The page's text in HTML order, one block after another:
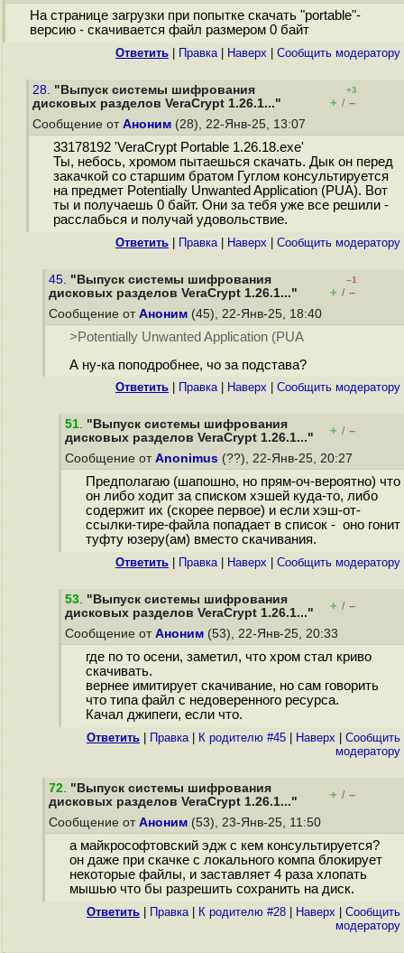
На странице загрузки при попытке скачать "portable"-
версию - скачивается файл размером 0 байт
Ответить Правка| Наверх Cообщить модератору
28. "Выпуск системы шифрования
дисковых разделов VeraCrypt 1.26.1..."
+3
+ / –
Сообщение от Аноним (28), 22-Янв-25, 13:07
33178192 'VeraCrypt Portable 1.26.18.exe'
Ты, небось, хромом пытаешься скачать. Дык он перед
закачкой со старшим братом Гуглом консультируется
на предмет Potentially Unwanted Application (PUA). Вот
ты и получаешь 0 байт. Они за тебя уже все решили -
расслабься и получай удовольствие.
Ответить Правка| Наверх Cообщить модератору
45. "Выпуск системы шифрования
дисковых разделов VeraCrypt 1.26.1..."
–1
+ / –
Сообщение от Аноним (45), 22-Янв-25, 18:40
>Potentially Unwanted Application (PUA
А ну-ка поподробнее, чо за подстава?
Ответить Правка| Наверх Cообщить модератору
51. "Выпуск системы шифрования
дисковых разделов VeraCrypt 1.26.1..."
+ / –
Сообщение от Anonimus (??), 22-Янв-25, 20:27
Предполагаю (шапошно, но прям-оч-вероятно) что
он либо ходит за списком хэшей куда-то, либо
содержит их (скорее первое) и если хэш-от-
ссылки-тире-файла попадает в список - оно гонит
туфту юзеру(ам) вместо скачивания.
Ответить Правка| Наверх Cообщить модератору
53. "Выпуск системы шифрования
дисковых разделов VeraCrypt 1.26.1..."
+ / –
Сообщение от Аноним (53), 22-Янв-25, 20:33
где по то осени, заметил, что хром стал криво
скачивать.
вернее имитирует скачивание, но сам говорить
что типа файл с недоверенного ресурса.
Качал джипеги, если что.
Ответить Правка| К родителю #45 Наверх
Cообщить
модератору
72. "Выпуск системы шифрования
дисковых разделов VeraCrypt 1.26.1..."
+ / –
Сообщение от Аноним (53), 23-Янв-25, 11:50
а майкрософтовский эдж с кем консультируется?
он даже при скачке с локального компа блокирует
некоторые файлы, и заставляет 4 раза хлопать
мышью что бы разрешить сохранить на диск.
Ответить Правка| К родителю #28 Наверх
Cообщить
модератору